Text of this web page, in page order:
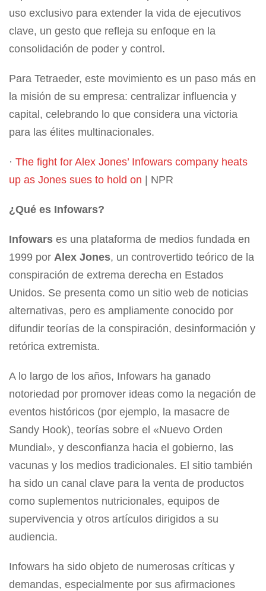
uso exclusivo para extender la vida de ejecutivos
clave, un gesto que refleja su enfoque en la
consolidación de poder y control.
Para Tetraeder, este movimiento es un paso más en
la misión de su empresa: centralizar influencia y
capital, celebrando lo que considera una victoria
para las élites multinacionales.
· The fight for Alex Jones’ Infowars company heats
up as Jones sues to hold on | NPR
¿Qué es Infowars?
Infowars es una plataforma de medios fundada en
1999 por Alex Jones, un controvertido teórico de la
conspiración de extrema derecha en Estados
Unidos. Se presenta como un sitio web de noticias
alternativas, pero es ampliamente conocido por
difundir teorías de la conspiración, desinformación y
retórica extremista.
A lo largo de los años, Infowars ha ganado
notoriedad por promover ideas como la negación de
eventos históricos (por ejemplo, la masacre de
Sandy Hook), teorías sobre el «Nuevo Orden
Mundial», y desconfianza hacia el gobierno, las
vacunas y los medios tradicionales. El sitio también
ha sido un canal clave para la venta de productos
como suplementos nutricionales, equipos de
supervivencia y otros artículos dirigidos a su
audiencia.
Infowars ha sido objeto de numerosas críticas y
demandas, especialmente por sus afirmaciones